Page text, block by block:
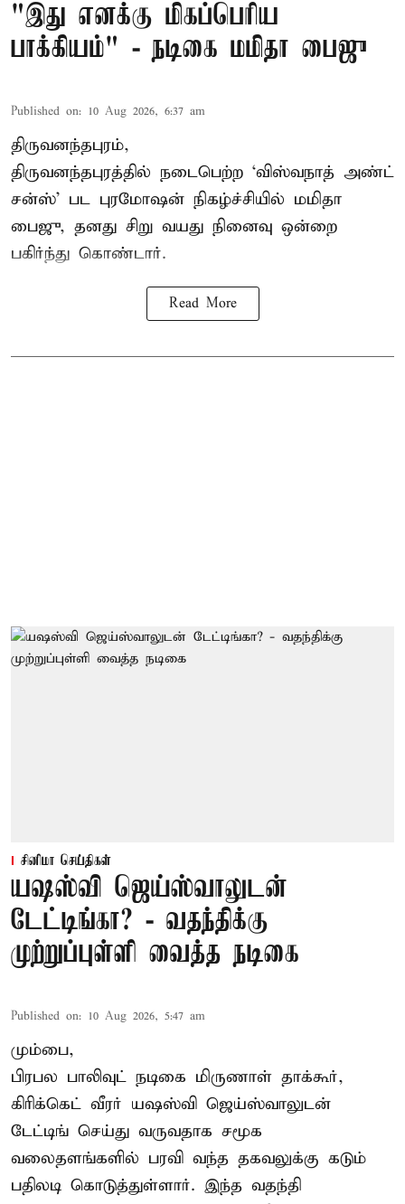
"இது எனக்கு மிகப்பெரிய
பாக்கியம்" - நடிகை மமிதா பைஜு
Published on: 10 Aug 2026, 6:37 am
திருவனந்தபுரம்,
திருவனந்தபுரத்தில் நடைபெற்ற ‘விஸ்வநாத் அண்ட்
சன்ஸ்’ பட புரமோஷன் நிகழ்ச்சியில் மமிதா
பைஜு, தனது சிறு வயது நினைவு ஒன்றை
பகிர்ந்து கொண்டார்.
Read More
சினிமா செய்திகள்
யஷஸ்வி ஜெய்ஸ்வாலுடன்
டேட்டிங்கா? - வதந்திக்கு
முற்றுப்புள்ளி வைத்த நடிகை
Published on: 10 Aug 2026, 5:47 am
மும்பை,
பிரபல பாலிவுட் நடிகை மிருணாள் தாக்கூர்,
கிரிக்கெட் வீரர் யஷஸ்வி ஜெய்ஸ்வாலுடன்
டேட்டிங் செய்து வருவதாக சமூக
வலைதளங்களில் பரவி வந்த தகவலுக்கு கடும்
பதிலடி கொடுத்துள்ளார். இந்த வதந்தி